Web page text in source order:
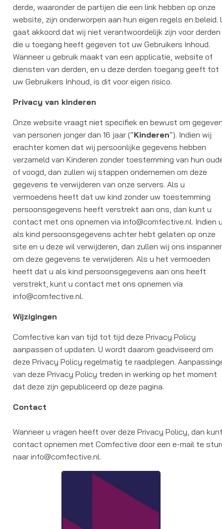
derde, waaronder de partijen die een link hebben op onze
website, zijn onderworpen aan hun eigen regels en beleid.
gaat akkoord dat wij niet verantwoordelijk zijn voor derden
die u toegang heeft gegeven tot uw Gebruikers Inhoud.
Wanneer u gebruik maakt van een applicatie, website of
diensten van derden, en u deze derden toegang geeft tot
uw Gebruikers Inhoud, is dit voor eigen risico.
Privacy van kinderen
Onze website vraagt niet specifiek en bewust om
van personen jonger dan 16 jaar (“Kinderen“). Indien wij
erachter komen dat wij persoonlijke gegevens hebben
verzameld van Kinderen zonder toestemming van hun
of voogd, dan zullen wij stappen ondernemen om deze
gegevens te verwijderen van onze servers. Als u
vermoedens heeft dat uw kind zonder uw toestemming
persoonsgegevens heeft verstrekt aan ons, dan kunt u
contact met ons opnemen via info@comfective.nl. Indien
als kind persoonsgegevens achter hebt gelaten op onze
site en u deze wil verwijderen, dan zullen wij ons
om deze gegevens te verwijderen. Als u het vermoeden
heeft dat u als kind persoonsgegevens aan ons heeft
verstrekt, kunt u contact met ons opnemen via
info@comfective.nl.
Wijzigingen
Comfective kan van tijd tot tijd deze Privacy Policy
aanpassen of updaten. U wordt daarom geadviseerd om
deze Privacy Policy regelmatig te raadplegen.
van deze Privacy Policy treden in werking op het moment
dat deze zijn gepubliceerd op deze pagina.
Contact
Wanneer u vragen heeft over deze Privacy Policy, dan
contact opnemen met Comfective door een e-mail te
naar info@comfective.nl.